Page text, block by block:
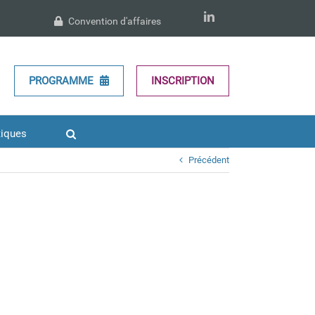
LinkedIn
Convention d'affaires
PROGRAMME INSCRIPTION
Précédent